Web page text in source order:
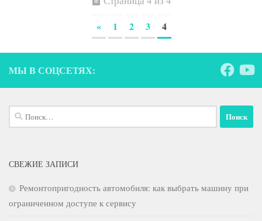
«
1 2 3 4
МЫ В СОЦСЕТЯХ:
Найти:
СВЕЖИЕ ЗАПИСИ
Ремонтопригодность автомобиля: как выбрать машину при
ограниченном доступе к сервису